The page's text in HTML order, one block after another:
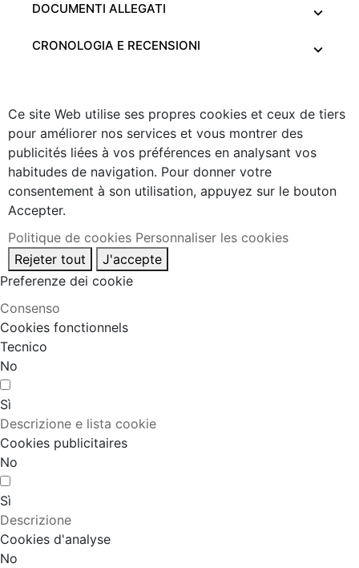
DOCUMENTI ALLEGATI
CRONOLOGIA E RECENSIONI
Ce site Web utilise ses propres cookies et ceux de tiers
pour améliorer nos services et vous montrer des
publicités liées à vos préférences en analysant vos
habitudes de navigation. Pour donner votre
consentement à son utilisation, appuyez sur le bouton
Accepter.
Politique de cookies Personnaliser les cookies
Rejeter tout
J'accepte
Preferenze dei cookie
Consenso
Cookies fonctionnels
Tecnico
No
Sì
Descrizione e lista cookie
Cookies publicitaires
No
Sì
Descrizione
Cookies d'analyse
No